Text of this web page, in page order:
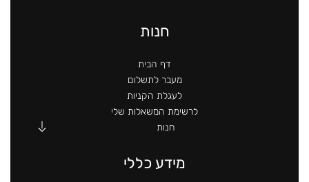
חנות
דף הבית
מעבר לתשלום
לעגלת הקניות
לרשימת המשאלות שלי
חנות
מידע כללי